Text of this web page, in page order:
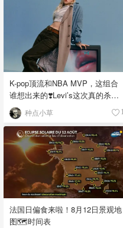
K-pop顶流和NBA MVP，这组合
谁想出来的❣️Levi’s这次真的杀疯
了！ 种点小草 1
法国日偏食来啦！8月12日景观地
图🗺️时间表